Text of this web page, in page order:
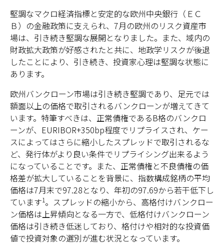
堅調なマクロ経済指標と安定的な欧州中央銀行（ＥＣ
Ｂ）の金融政策に支えられ、7月の欧州のリスク資産市
場は、引き続き堅調な展開となりました。また、域内の
財政拡大政策が好感されたと共に、地政学リスクが後退
したことにより、引き続き、投資家心理は堅調な状態に
あります。
欧州バンクローン市場は引き続き堅調であり、足元では
額面以上の価格で取引されるバンクローンが増えてきて
います。特筆すべきは、正常債権であるB格のバンクロ
ーンが、EURIBOR+350bp程度でリプライスされ、ケー
スによってはさらに縮小したスプレッドで取引されるな
ど、発行体がより良い条件でリプライシング出来るよう
になっていることです。また、正常債権と不良債権の価
格差が拡大していることを背景に、指数構成銘柄の平均
価格は7月末で97.28となり、年初の97.69から若干低下し
ています1。スプレッドの縮小から、高格付けバンクロー
ン価格は上昇傾向となる一方で、低格付けバンクローン
価格は引き続き低迷しており、格付けや相対的な投資価
値で投資対象の選別が進む状況となっています。